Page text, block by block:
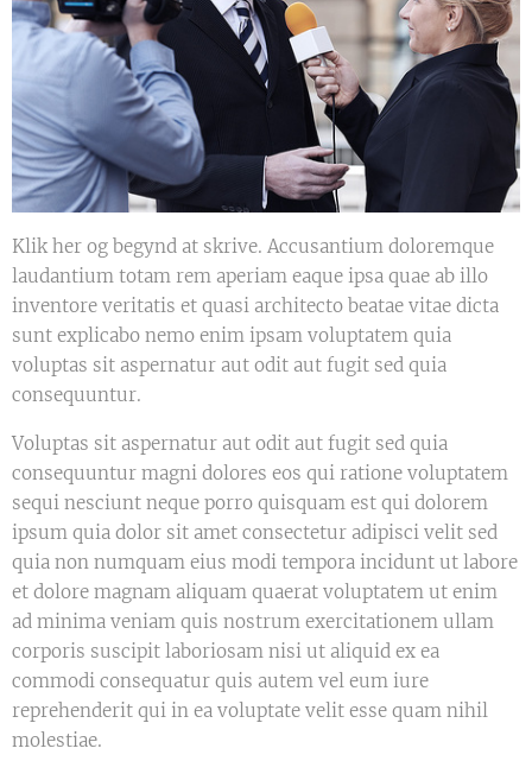
Klik her og begynd at skrive. Accusantium doloremque
laudantium totam rem aperiam eaque ipsa quae ab illo
inventore veritatis et quasi architecto beatae vitae dicta
sunt explicabo nemo enim ipsam voluptatem quia
voluptas sit aspernatur aut odit aut fugit sed quia
consequuntur.
Voluptas sit aspernatur aut odit aut fugit sed quia
consequuntur magni dolores eos qui ratione voluptatem
sequi nesciunt neque porro quisquam est qui dolorem
ipsum quia dolor sit amet consectetur adipisci velit sed
quia non numquam eius modi tempora incidunt ut labore
et dolore magnam aliquam quaerat voluptatem ut enim
ad minima veniam quis nostrum exercitationem ullam
corporis suscipit laboriosam nisi ut aliquid ex ea
commodi consequatur quis autem vel eum iure
reprehenderit qui in ea voluptate velit esse quam nihil
molestiae.